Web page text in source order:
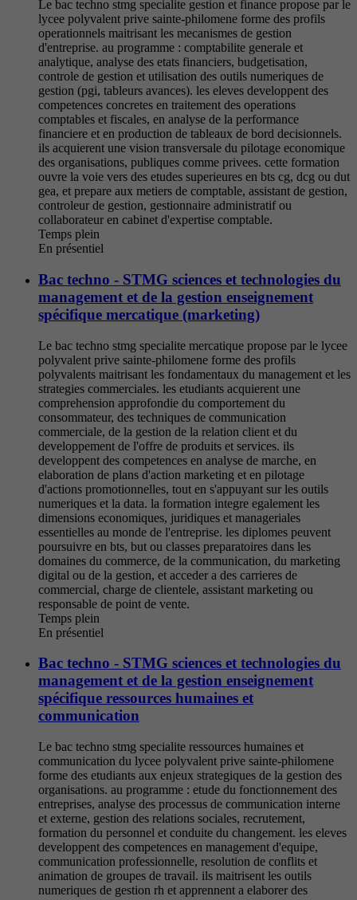
Le bac techno stmg specialite gestion et finance propose par le
lycee polyvalent prive sainte-philomene forme des profils
operationnels maitrisant les mecanismes de gestion
d'entreprise. au programme : comptabilite generale et
analytique, analyse des etats financiers, budgetisation,
controle de gestion et utilisation des outils numeriques de
gestion (pgi, tableurs avances). les eleves developpent des
competences concretes en traitement des operations
comptables et fiscales, en analyse de la performance
financiere et en production de tableaux de bord decisionnels.
ils acquierent une vision transversale du pilotage economique
des organisations, publiques comme privees. cette formation
ouvre la voie vers des etudes superieures en bts cg, dcg ou dut
gea, et prepare aux metiers de comptable, assistant de gestion,
controleur de gestion, gestionnaire administratif ou
collaborateur en cabinet d'expertise comptable.
Temps plein
En présentiel
Bac techno - STMG sciences et technologies du
management et de la gestion enseignement
spécifique mercatique (marketing)
Le bac techno stmg specialite mercatique propose par le lycee
polyvalent prive sainte-philomene forme des profils
polyvalents maitrisant les fondamentaux du management et les
strategies commerciales. les etudiants acquierent une
comprehension approfondie du comportement du
consommateur, des techniques de communication
commerciale, de la gestion de la relation client et du
developpement de l'offre de produits et services. ils
developpent des competences en analyse de marche, en
elaboration de plans d'action marketing et en pilotage
d'actions promotionnelles, tout en s'appuyant sur les outils
numeriques et la data. la formation integre egalement les
dimensions economiques, juridiques et manageriales
essentielles au monde de l'entreprise. les diplomes peuvent
poursuivre en bts, but ou classes preparatoires dans les
domaines du commerce, de la communication, du marketing
digital ou de la gestion, et acceder a des carrieres de
commercial, charge de clientele, assistant marketing ou
responsable de point de vente.
Temps plein
En présentiel
Bac techno - STMG sciences et technologies du
management et de la gestion enseignement
spécifique ressources humaines et
communication
Le bac techno stmg specialite ressources humaines et
communication du lycee polyvalent prive sainte-philomene
forme des etudiants aux enjeux strategiques de la gestion des
organisations. au programme : etude du fonctionnement des
entreprises, analyse des processus de communication interne
et externe, gestion des relations sociales, recrutement,
formation du personnel et conduite du changement. les eleves
developpent des competences en management d'equipe,
communication professionnelle, resolution de conflits et
animation de groupes de travail. ils maitrisent les outils
numeriques de gestion rh et apprennent a elaborer des